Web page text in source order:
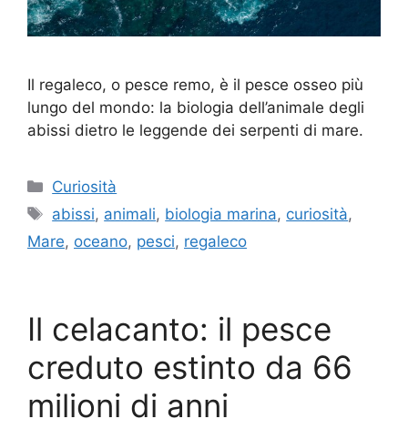
Il regaleco, o pesce remo, è il pesce osseo più
lungo del mondo: la biologia dell’animale degli
abissi dietro le leggende dei serpenti di mare.
Categorie
Curiosità
Tag
abissi, animali, biologia marina, curiosità,
Mare, oceano, pesci, regaleco
Il celacanto: il pesce
creduto estinto da 66
milioni di anni